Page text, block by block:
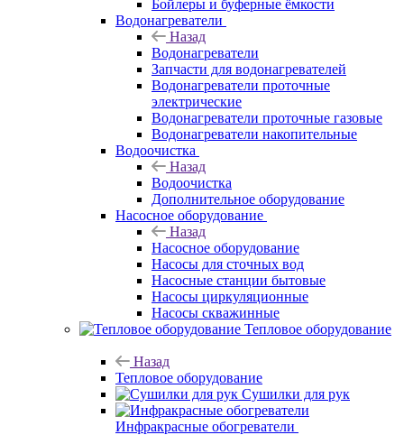
Бойлеры и буферные ёмкости
Водонагреватели
Назад
Водонагреватели
Запчасти для водонагревателей
Водонагреватели проточные
электрические
Водонагреватели проточные газовые
Водонагреватели накопительные
Водоочистка
Назад
Водоочистка
Дополнительное оборудование
Насосное оборудование
Назад
Насосное оборудование
Насосы для сточных вод
Насосные станции бытовые
Насосы циркуляционные
Насосы скважинные
Тепловое оборудование
Назад
Тепловое оборудование
Сушилки для рук
Инфракрасные обогреватели